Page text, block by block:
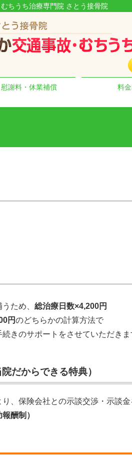
ちうち治療専門院 さとう接骨院
慰謝料・休業補償 料
ため、 総治療日数×4,200円
円のどちらかの計算方法で
きのサポートをさせていただきま
だからできる特典）
、保険会社との示談交渉・示談
酬制）